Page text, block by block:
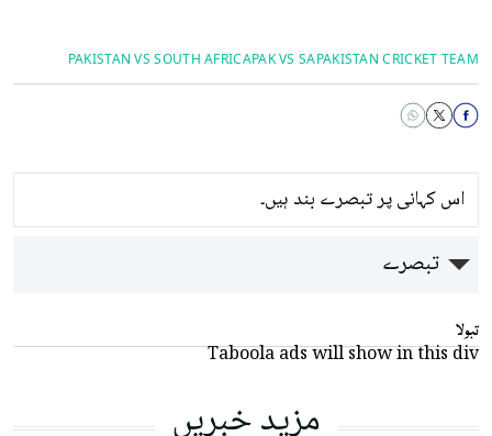
PAKISTAN CRICKET TEAM
PAK VS SA
PAKISTAN VS SOUTH AFRICA
اس کہانی پر تبصرے بند ہیں۔
تبصرے
تبولا
Taboola ads will show in this div
مزید خبریں